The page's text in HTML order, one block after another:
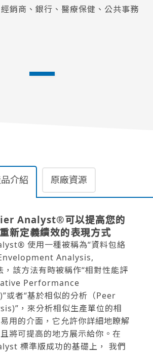
銷商、銀行、醫療保健、公共事務
介紹 原廠資源
Analyst®可以提高您的
新定義績效的表現方式
使用一種被稱為“資料包絡
Analysis,
，該方法有時被稱作“相對性能評
Performance
或者“基於相似的分析（Peer
，來分析相似生產單位的相
用的介面，它允許你詳細地瞭解
將可提高的地方展示給你。在
標準版成功的基礎上， 我們